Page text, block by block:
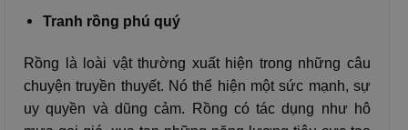
Tranh rồng phú quý
Rồng là loài vật thường xuất hiện trong những câu
chuyện truyền thuyết. Nó thể hiện một sức mạnh, sự
uy quyền và dũng cảm. Rồng có tác dụng như hô